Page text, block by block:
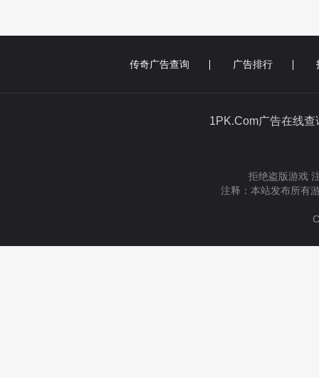
传奇广告查询 广告排行
1PK.Com广告在
拒绝盗版游戏
注释：本站发布所有